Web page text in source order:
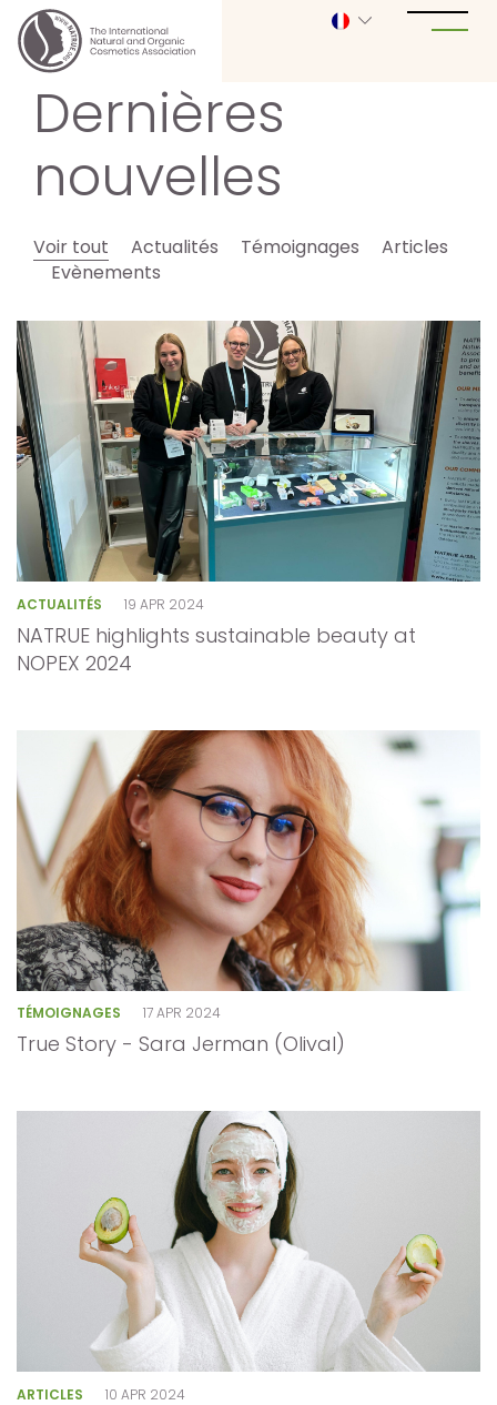
Dernières
nouvelles
Voir tout Actualités Témoignages
Articles
Evènements
ACTUALITÉS 19 APR 2024
NATRUE highlights sustainable beauty at
NOPEX 2024
TÉMOIGNAGES 17 APR 2024
True Story - Sara Jerman (Olival)
ARTICLES 10 APR 2024